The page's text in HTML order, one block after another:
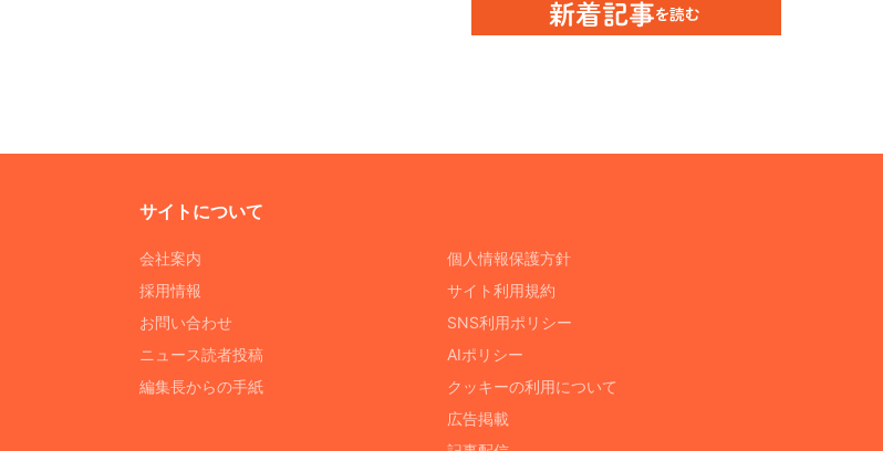
サイトについて
会社案内
採用情報
お問い合わせ
ニュース読者投稿
編集長からの手紙
個人情報保護方針
サイト利用規約
SNS利用ポリシー
AIポリシー
クッキーの利用について
広告掲載